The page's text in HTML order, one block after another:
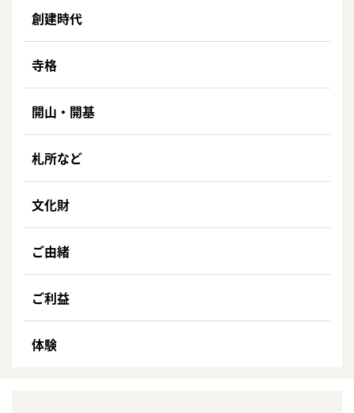
創建時代
寺格
開山・開基
札所など
文化財
ご由緒
ご利益
体験